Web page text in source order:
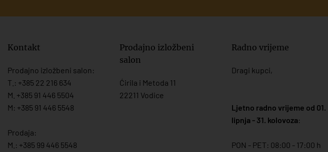
Kontakt
Prodajno izložbeni salon:
T.: +385 22 216 634
M. +385 91 446 5504
M: +385 91 446 5548
Prodaja:
M.: +385 99 446 5548
Prodajno izložbeni
salon
Ćirila i Metoda 11
22211 Vodice
Radno vrijeme
Dragi kupci,
Ljetno radno vrijeme od 01.
lipnja - 31. kolovoza:
PON - PET: 08:00 - 17:00 h